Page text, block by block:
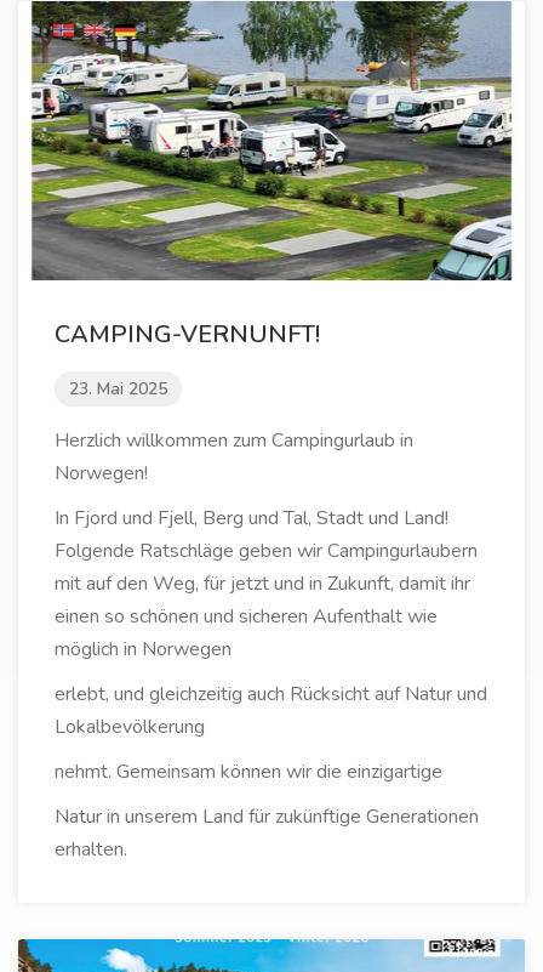
CAMPING-VERNUNFT!
23. Mai 2025
Herzlich willkommen zum Campingurlaub in
Norwegen!
In Fjord und Fjell, Berg und Tal, Stadt und Land!
Folgende Ratschläge geben wir Campingurlaubern
mit auf den Weg, für jetzt und in Zukunft, damit ihr
einen so schönen und sicheren Aufenthalt wie
möglich in Norwegen
erlebt, und gleichzeitig auch Rücksicht auf Natur und
Lokalbevölkerung
nehmt. Gemeinsam können wir die einzigartige
Natur in unserem Land für zukünftige Generationen
erhalten.